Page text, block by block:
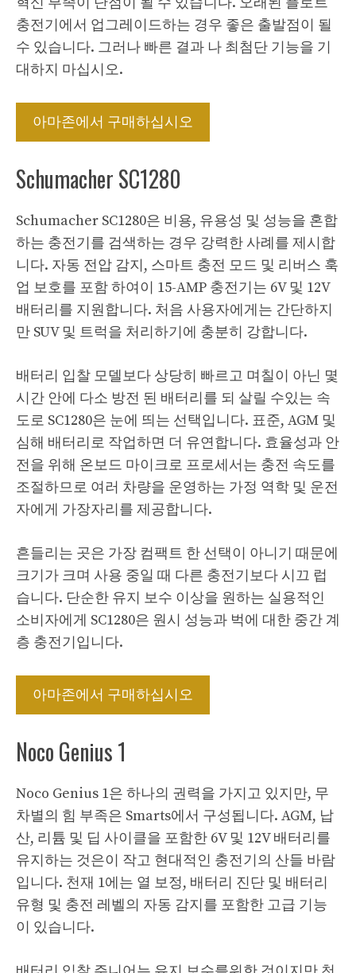
충전기에서 업그레이드하는 경우 좋은 출발점이 될
수 있습니다. 그러나 빠른 결과 나 최첨단 기능을 기
대하지 마십시오.
아마존에서 구매하십시오
Schumacher SC1280
Schumacher SC1280은 비용, 유용성 및 성능을 혼합
하는 충전기를 검색하는 경우 강력한 사례를 제시합
니다. 자동 전압 감지, 스마트 충전 모드 및 리버스 훅
업 보호를 포함 하여이 15-AMP 충전기는 6V 및 12V
배터리를 지원합니다. 처음 사용자에게는 간단하지
만 SUV 및 트럭을 처리하기에 충분히 강합니다.
배터리 입찰 모델보다 상당히 빠르고 며칠이 아닌 몇
시간 안에 다소 방전 된 배터리를 되 살릴 수있는 속
도로 SC1280은 눈에 띄는 선택입니다. 표준, AGM 및
심해 배터리로 작업하면 더 유연합니다. 효율성과 안
전을 위해 온보드 마이크로 프로세서는 충전 속도를
조절하므로 여러 차량을 운영하는 가정 역학 및 운전
자에게 가장자리를 제공합니다.
흔들리는 곳은 가장 컴팩트 한 선택이 아니기 때문에
크기가 크며 사용 중일 때 다른 충전기보다 시끄 럽
습니다. 단순한 유지 보수 이상을 원하는 실용적인
소비자에게 SC1280은 원시 성능과 벅에 대한 중간 계
층 충전기입니다.
아마존에서 구매하십시오
Noco Genius 1
Noco Genius 1은 하나의 권력을 가지고 있지만, 무
차별의 힘 부족은 Smarts에서 구성됩니다. AGM, 납
산, 리튬 및 딥 사이클을 포함한 6V 및 12V 배터리를
유지하는 것은이 작고 현대적인 충전기의 산들 바람
입니다. 천재 1에는 열 보정, 배터리 진단 및 배터리
유형 및 충전 레벨의 자동 감지를 포함한 고급 기능
이 있습니다.